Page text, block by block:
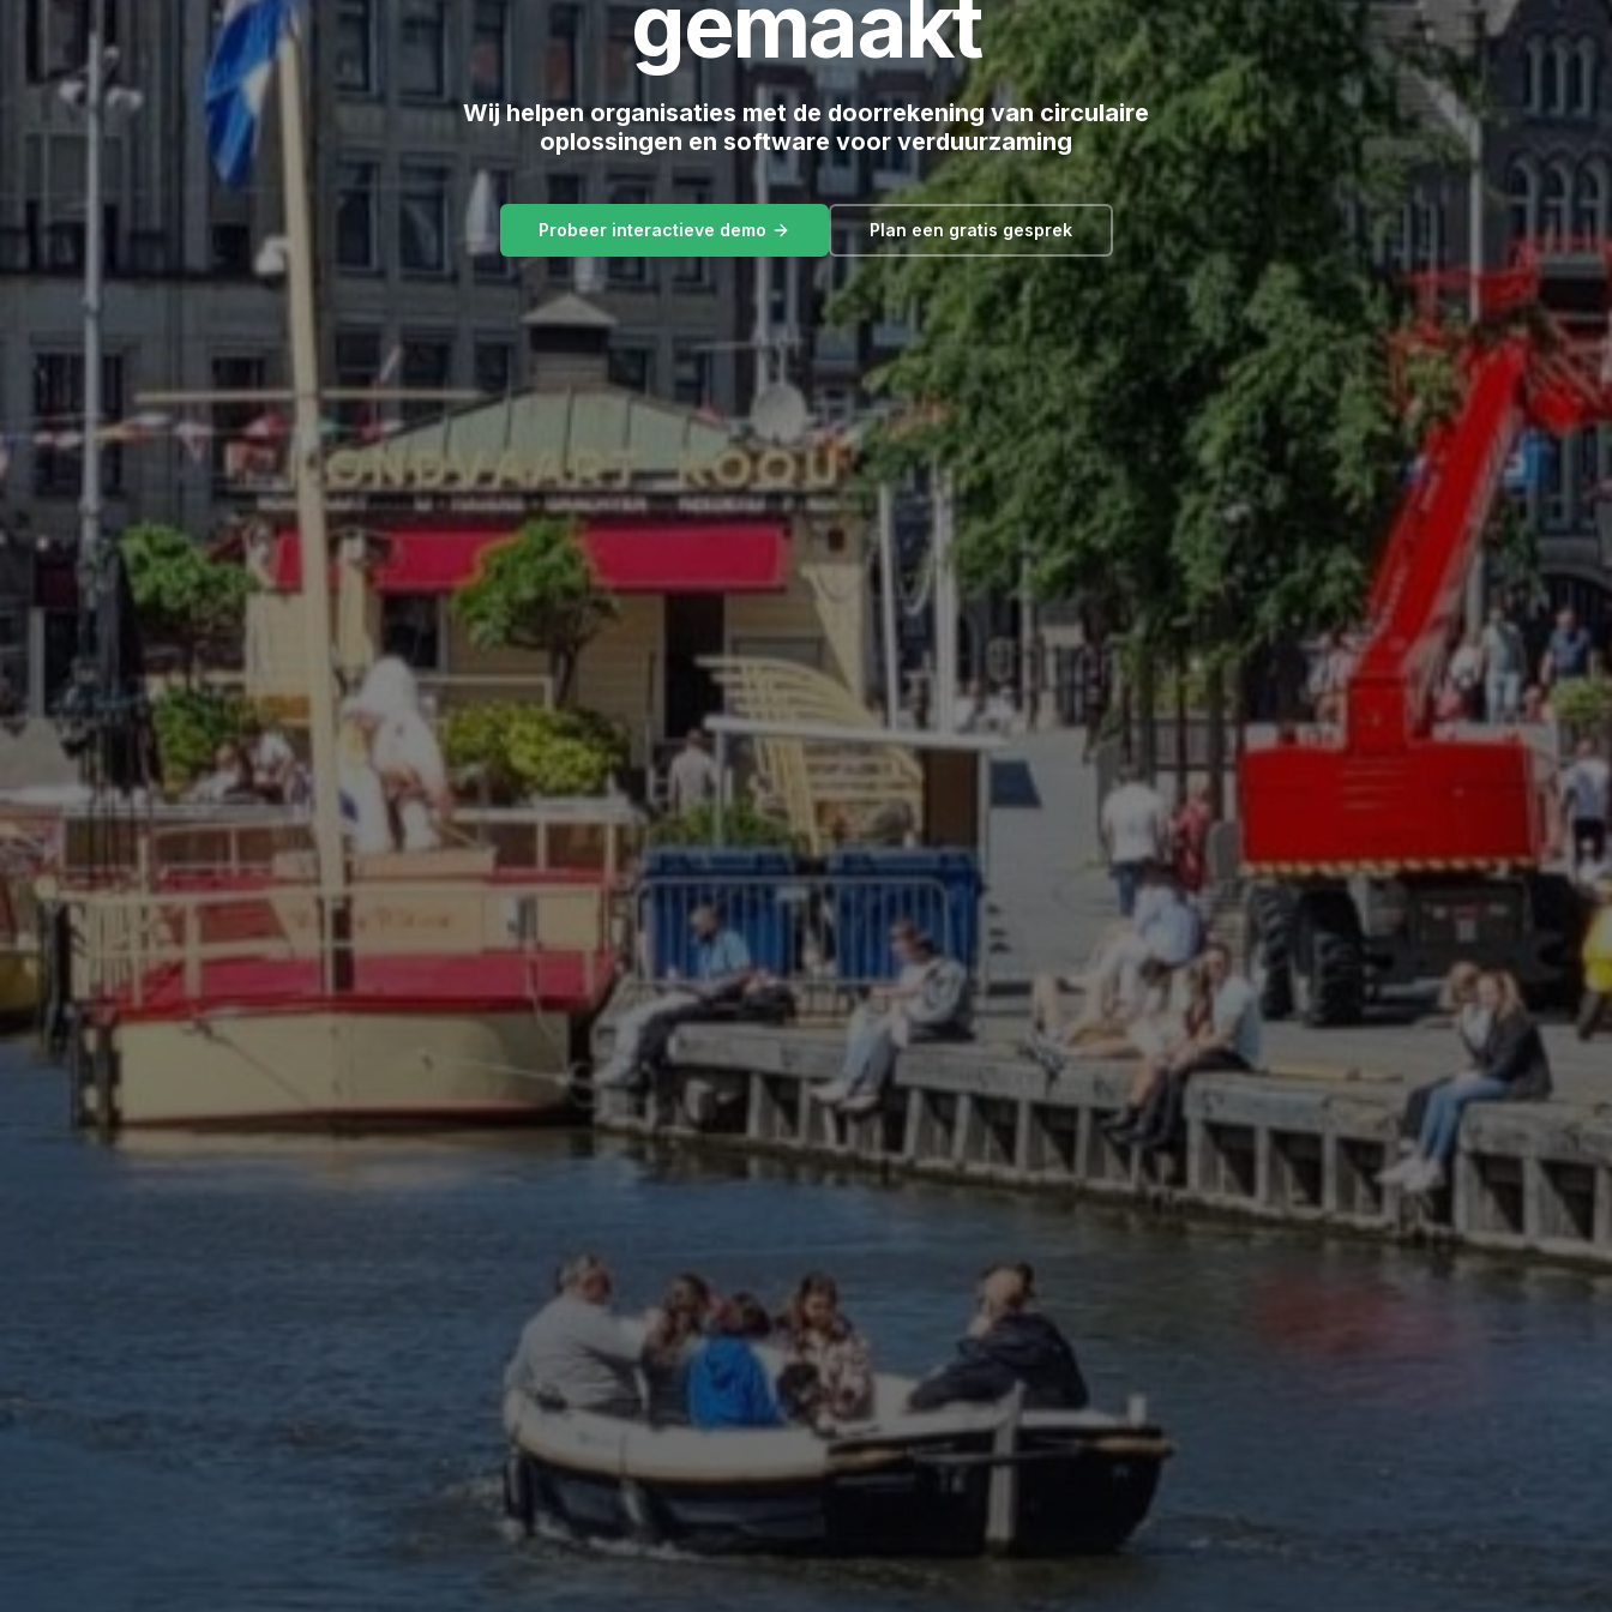
gemaakt
Wij helpen organisaties met de doorrekening van circulaire
oplossingen en software voor verduurzaming
Probeer interactieve demo Plan een gratis gesprek